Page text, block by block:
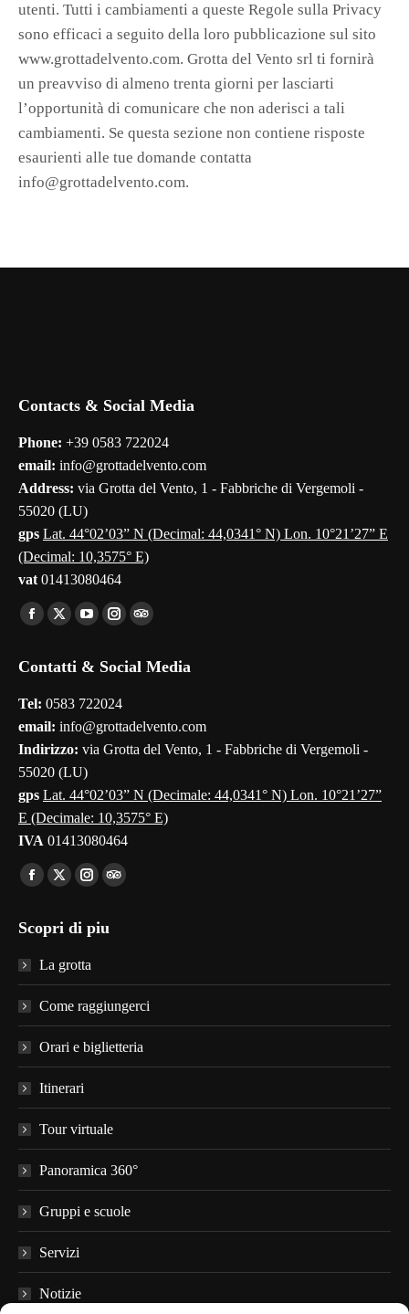
utenti. Tutti i cambiamenti a queste Regole sulla Privacy
sono efficaci a seguito della loro pubblicazione sul sito
www.grottadelvento.com. Grotta del Vento srl ti fornirà
un preavviso di almeno trenta giorni per lasciarti
l’opportunità di comunicare che non aderisci a tali
cambiamenti. Se questa sezione non contiene risposte
esaurienti alle tue domande contatta
info@grottadelvento.com.
Contacts & Social Media
Phone: +39 0583 722024
email: info@grottadelvento.com
Address: via Grotta del Vento, 1 - Fabbriche di Vergemoli -
55020 (LU)
gps Lat. 44°02’03” N (Decimal: 44,0341° N) Lon. 10°21’27” E
(Decimal: 10,3575° E)
vat 01413080464
Find us on:
Facebook
opens
in
new
window
X
opens
in
new
window
YouTube
opens
in
new
window
Instagram
opens
in
new
window
TripAdvisor
opens
new
window
Contatti & Social Media
Tel: 0583 722024
email: info@grottadelvento.com
Indirizzo: via Grotta del Vento, 1 - Fabbriche di Vergemoli -
55020 (LU)
gps Lat. 44°02’03” N (Decimale: 44,0341° N) Lon. 10°21’27”
E (Decimale: 10,3575° E)
IVA 01413080464
Find us on:
Facebook
opens
in
window
X
opens
window
Instagram
opens
window
TripAdvisor
window
Scopri di piu
La grotta
Come raggiungerci
Orari e biglietteria
Itinerari
Tour virtuale
Panoramica 360°
Gruppi e scuole
Servizi
Notizie